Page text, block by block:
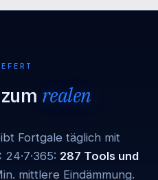
realen
Fortgale täglich mit
287 Tools und
mittlere Eindämmung.